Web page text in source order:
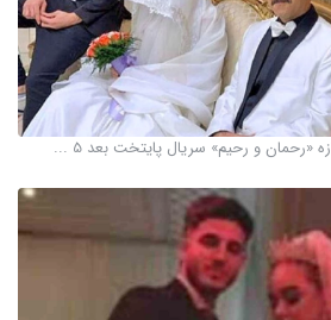
«رحمان و رحیم» سریال پایتخت بعد 5 ...